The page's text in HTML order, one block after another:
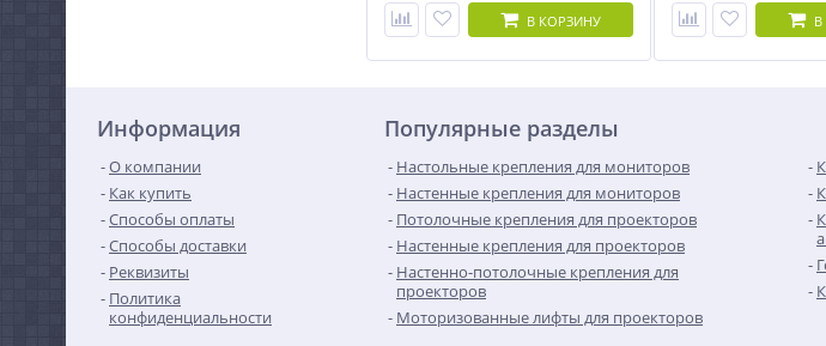
В КОРЗИНУ
Информация
О компании
Как купить
Способы оплаты
Способы доставки
Реквизиты
Политика
конфиденциальности
Популярные разделы
Настольные крепления для мониторов
Настенные крепления для мониторов
Потолочные крепления для проекторов
Настенные крепления для проекторов
Настенно-потолочные крепления для
проекторов
Моторизованные лифты для проекторов